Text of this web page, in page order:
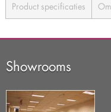
Product specificaties
Showrooms